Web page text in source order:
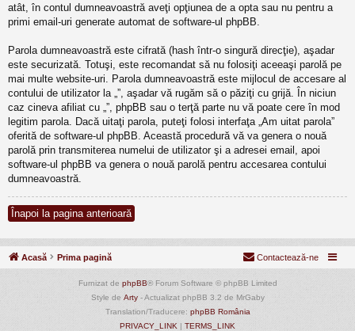
atât, în contul dumneavoastră aveţi opţiunea de a opta sau nu pentru a
primi email-uri generate automat de software-ul phpBB.
Parola dumneavoastră este cifrată (hash într-o singură direcţie), aşadar
este securizată. Totuşi, este recomandat să nu folosiţi aceeaşi parolă pe
mai multe website-uri. Parola dumneavoastră este mijlocul de accesare al
contului de utilizator la „”, aşadar vă rugăm să o păziţi cu grijă. În niciun
caz cineva afiliat cu „”, phpBB sau o terţă parte nu vă poate cere în mod
legitim parola. Dacă uitaţi parola, puteţi folosi interfaţa „Am uitat parola”
oferită de software-ul phpBB. Această procedură vă va genera o nouă
parolă prin transmiterea numelui de utilizator şi a adresei email, apoi
software-ul phpBB va genera o nouă parolă pentru accesarea contului
dumneavoastră.
Înapoi la pagina anterioară
Acasă Prima pagină Contactează-ne
Furnizat de phpBB® Forum Software © phpBB Limited
Style de Arty- Actualizat phpBB 3.2 de MrGaby
Translation/Traducere: phpBB România
PRIVACY_LINK | TERMS_LINK